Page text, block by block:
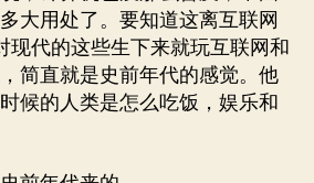
大用处了。要知道这离互联网
现代的这些生下来就玩互联网和
简直就是史前年代的感觉。他
候的人类是怎么吃饭，娱乐和